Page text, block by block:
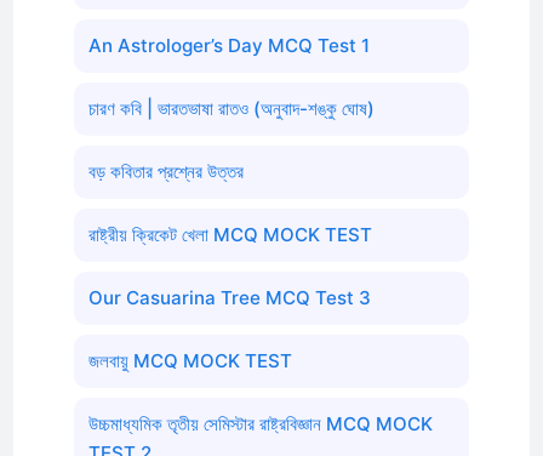
An Astrologer’s Day MCQ Test 1
চারণ কবি | ভারতভাষা রাতও (অনুবাদ-শঙ্কু ঘোষ)
বড় কবিতার প্রশ্নের উত্তর
রাষ্ট্রীয় ক্রিকেট খেলা MCQ MOCK TEST
Our Casuarina Tree MCQ Test 3
জলবায়ু MCQ MOCK TEST
উচ্চমাধ্যমিক তৃতীয় সেমিস্টার রাষ্ট্রবিজ্ঞান MCQ MOCK